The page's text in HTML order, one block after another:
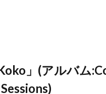
」(アルバム